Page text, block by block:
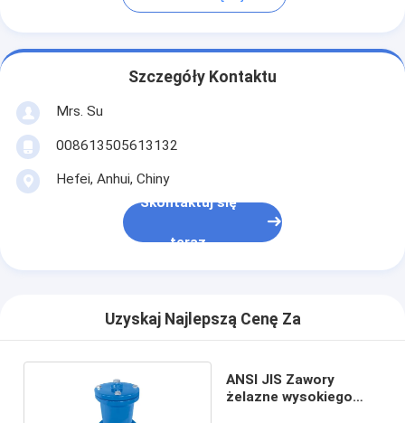
Szczegóły Kontaktu
Mrs. Su
008613505613132
Hefei, Anhui, Chiny
Skontaktuj się
teraz
Uzyskaj Najlepszą Cenę Za
ANSI JIS Zawory
żelazne wysokiego